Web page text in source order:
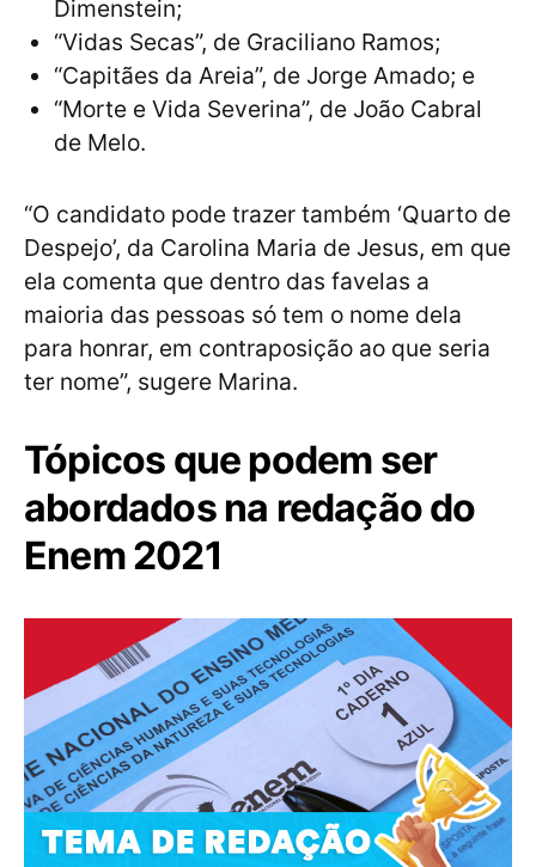
Dimenstein;
“Vidas Secas”, de Graciliano Ramos;
“Capitães da Areia”, de Jorge Amado; e
“Morte e Vida Severina”, de João Cabral
de Melo.
“O candidato pode trazer também ‘Quarto de
Despejo’, da Carolina Maria de Jesus, em que
ela comenta que dentro das favelas a
maioria das pessoas só tem o nome dela
para honrar, em contraposição ao que seria
ter nome”, sugere Marina.
Tópicos que podem ser
abordados na redação do
Enem 2021